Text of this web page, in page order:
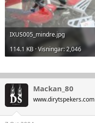
IXUS005_mindre.jpg
114.1 KB · Visningar: 2,046
Mackan_80
www.dirytspekers.com